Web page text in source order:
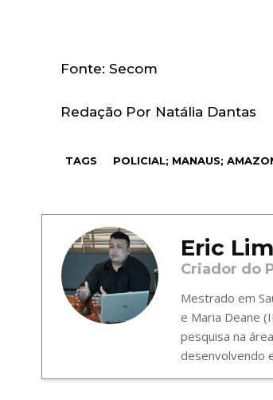
Fonte: Secom
Redação Por Natália Dantas
TAGS POLICIAL; MANAUS;
Eric
Criador do
Mestrado em
e Maria Deane
pesquisa na
desenvolvendo